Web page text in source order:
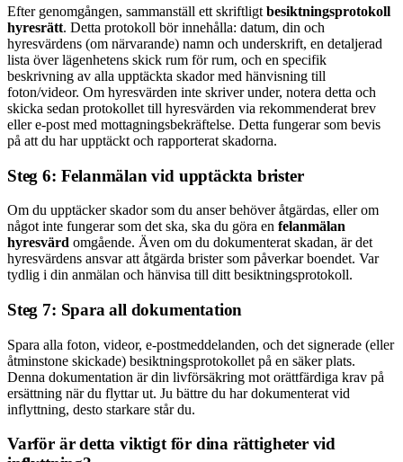
Efter genomgången, sammanställ ett skriftligt besiktningsprotokoll
hyresrätt. Detta protokoll bör innehålla: datum, din och
hyresvärdens (om närvarande) namn och underskrift, en detaljerad
lista över lägenhetens skick rum för rum, och en specifik
beskrivning av alla upptäckta skador med hänvisning till
foton/videor. Om hyresvärden inte skriver under, notera detta och
skicka sedan protokollet till hyresvärden via rekommenderat brev
eller e-post med mottagningsbekräftelse. Detta fungerar som bevis
på att du har upptäckt och rapporterat skadorna.
Steg 6: Felanmälan vid upptäckta brister
Om du upptäcker skador som du anser behöver åtgärdas, eller om
något inte fungerar som det ska, ska du göra en felanmälan
hyresvärd omgående. Även om du dokumenterat skadan, är det
hyresvärdens ansvar att åtgärda brister som påverkar boendet. Var
tydlig i din anmälan och hänvisa till ditt besiktningsprotokoll.
Steg 7: Spara all dokumentation
Spara alla foton, videor, e-postmeddelanden, och det signerade (eller
åtminstone skickade) besiktningsprotokollet på en säker plats.
Denna dokumentation är din livförsäkring mot orättfärdiga krav på
ersättning när du flyttar ut. Ju bättre du har dokumenterat vid
inflyttning, desto starkare står du.
Varför är detta viktigt för dina rättigheter vid